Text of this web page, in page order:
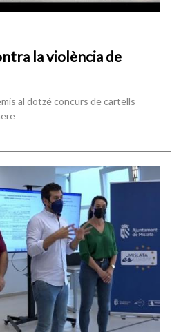
la violència de
al dotzé concurs de cartells